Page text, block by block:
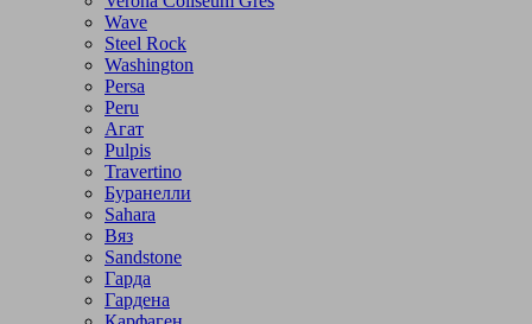
Wave
Steel Rock
Washington
Persa
Peru
Агат
Pulpis
Travertino
Буранелли
Sahara
Вяз
Sandstone
Гарда
Гардена